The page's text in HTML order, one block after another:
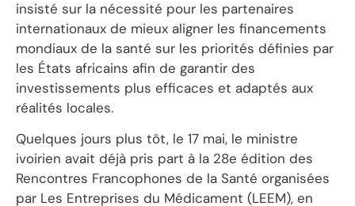
insisté sur la nécessité pour les partenaires
internationaux de mieux aligner les financements
mondiaux de la santé sur les priorités définies par
les États africains afin de garantir des
investissements plus efficaces et adaptés aux
réalités locales.
Quelques jours plus tôt, le 17 mai, le ministre
ivoirien avait déjà pris part à la 28e édition des
Rencontres Francophones de la Santé organisées
par Les Entreprises du Médicament (LEEM), en